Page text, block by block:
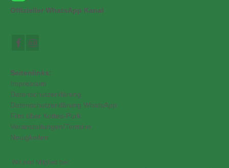
Offizieller WhatsApp Kanal
Seitenlinks:
Impressum
Datenschutzerklärung
Datenschutzerklärung WhatsApp
Film über Kottes-Purk
Veranstaltungen/Termine
Neuigkeiten
Wir sind Mitglied bei: